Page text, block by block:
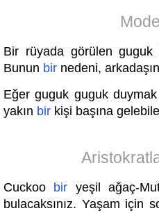
Bir rüyada görülen guguk
Bunun bir nedeni,
Eğer guguk guguk
yakın bir kişi başına
Cuckoo bir yeşil ağaç-
bulacaksınız. Yaşam için